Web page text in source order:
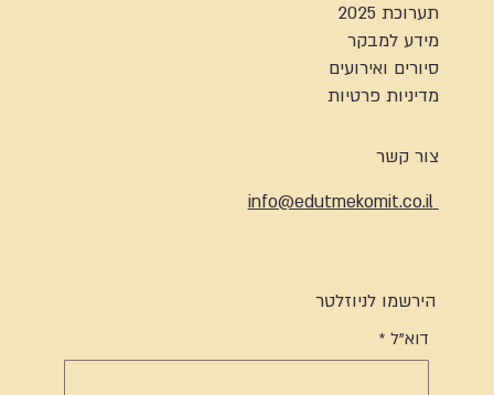
תערוכת 2025
מידע למבקר
סיורים ואירועים
מדיניות פרטיות
צור קשר
info@edutmekomit.co.il
הירשמו לניוזלטר
דוא"ל *